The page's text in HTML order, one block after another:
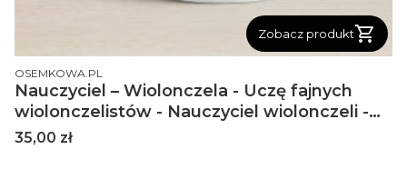
Zobacz produkt
PRODUCENT
OSEMKOWA.PL
Nauczyciel – Wiolonczela - Uczę fajnych
wiolonczelistów - Nauczyciel wiolonczeli -
Kubek latte
Cena
35,00 zł